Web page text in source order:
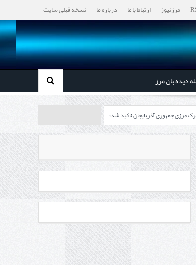
مرزنیوز ارتباط با ما درباره ما نسخه قبلی سایت
دیده بان مرز
مرزی جمهوری آذربایجان تاکید شد؛
جمهوری آذربایجان ضرورت دارد
صنایع دستی از استاندار اردبیل
و مدیرعامل بانک سینا محقق شد؛
از بحران در مرز مغرب و اسپانیا